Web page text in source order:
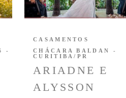
-
ARIADNE E
ALYSSON
CASAMENTOS
CHÁCARA BALDAN -
CURITIBA/PR